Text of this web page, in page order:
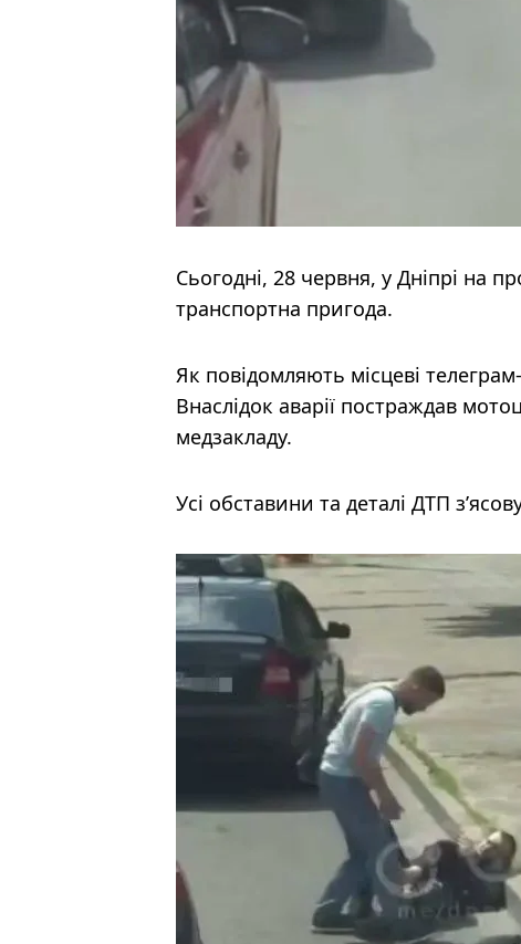
Сьогодні, 28 червня, у Дніпрі на
транспортна пригода.
Як повідомляють місцеві
Внаслідок аварії постраждав
медзакладу.
Усі обставини та деталі ДТП